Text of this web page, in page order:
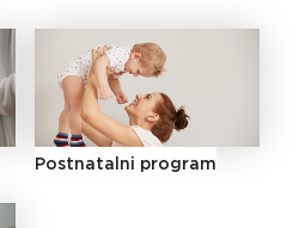
Postnatalni program